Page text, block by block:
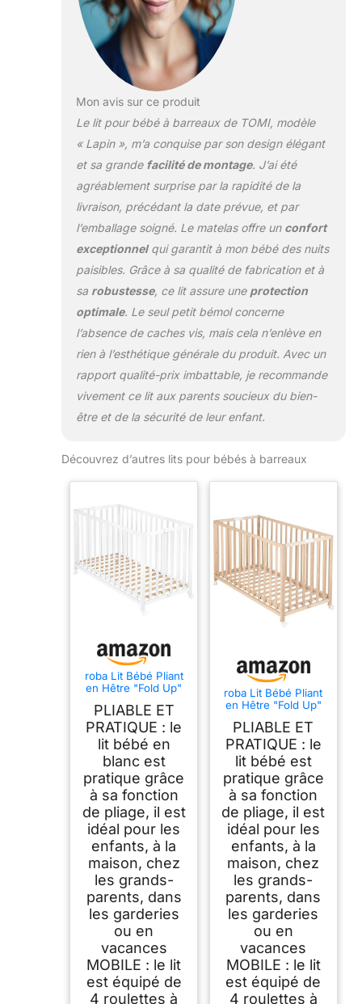
Mon avis sur ce produit
Le lit pour bébé à barreaux de TOMI, modèle
« Lapin », m’a conquise par son design élégant
et sa grande facilité de montage. J’ai été
agréablement surprise par la rapidité de la
livraison, précédant la date prévue, et par
l’emballage soigné. Le matelas offre un confort
exceptionnelqui garantit à mon bébé des nuits
paisibles. Grâce à sa qualité de fabrication et à
sa robustesse, ce lit assure une protection
optimale. Le seul petit bémol concerne
l’absence de caches vis, mais cela n’enlève en
rien à l’esthétique générale du produit. Avec un
rapport qualité-prix imbattable, je recommande
vivement ce lit aux parents soucieux du bien-
être et de la sécurité de leur enfant.
Découvrez d’autres lits pour bébés à barreaux
roba Lit Bébé Pliant
en Hêtre "Fold Up"
Roulettes à Freins -
Blanc
PLIABLE ET
PRATIQUE : le
lit bébé en
blanc est
pratique grâce
à sa fonction
de pliage, il est
idéal pour les
enfants, à la
maison, chez
les grands-
parents, dans
les garderies
ou en
vacances
MOBILE : le lit
est équipé de
4 roulettes à
roba Lit Bébé Pliant
en Hêtre "Fold Up"
Roulettes à Freins -
Naturel
PLIABLE ET
PRATIQUE : le
lit bébé est
pratique grâce
à sa fonction
de pliage, il est
idéal pour les
enfants, à la
maison, chez
les grands-
parents, dans
les garderies
ou en
vacances
MOBILE : le lit
est équipé de
4 roulettes à